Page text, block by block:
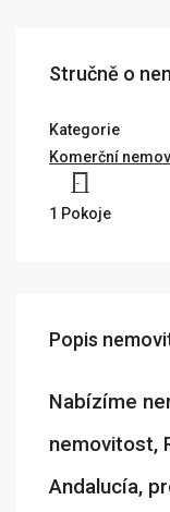
Stručně o
Kategorie
Komerční
1 Pokoje
Popis
Nabízíme
nemovitost,
Andalucía,